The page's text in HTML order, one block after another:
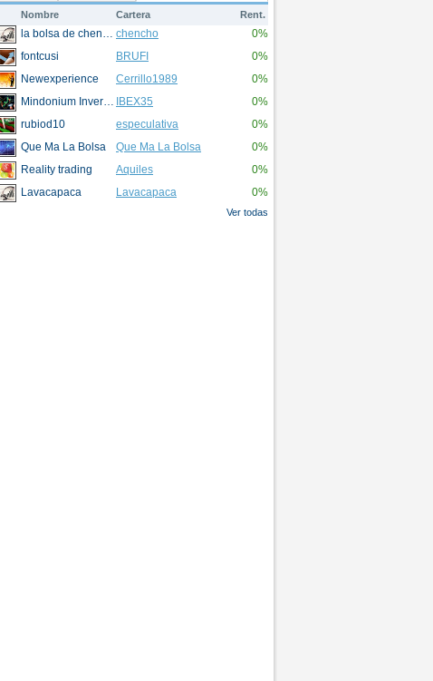
Nombre Cartera Rent.
la bolsa de chencho chencho 0%
fontcusi BRUFI 0%
Newexperience Cerrillo1989 0%
Mindonium Inversions IBEX35 0%
rubiod10 especulativa 0%
Que Ma La Bolsa Que Ma La Bolsa 0%
Reality trading Aquiles 0%
Lavacapaca Lavacapaca 0%
Ver todas